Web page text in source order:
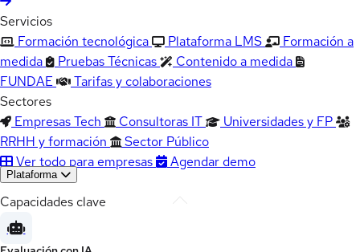
Servicios
Formación tecnológica
Plataforma LMS
Formación a
medida
Pruebas Técnicas
Contenido a medida
FUNDAE
Tarifas y colaboraciones
Sectores
Empresas Tech
Consultoras IT
Universidades y FP
RRHH y formación
Sector Público
Ver todo para empresas
Agendar demo
Plataforma
Capacidades clave